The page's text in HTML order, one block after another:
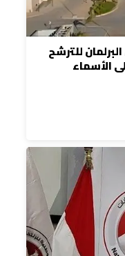
للترشح
الأسماء